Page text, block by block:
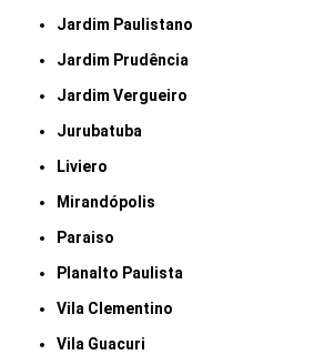
Jardim Paulistano
Jardim Prudência
Jardim Vergueiro
Jurubatuba
Liviero
Mirandópolis
Paraiso
Planalto Paulista
Vila Clementino
Vila Guacuri